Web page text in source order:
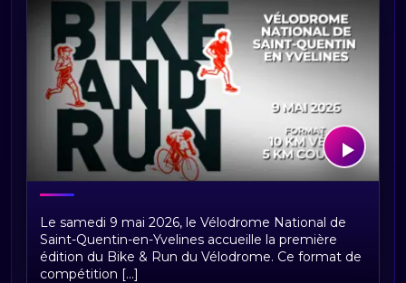
Bike & Run du Vélodrome National
2026 : Relevez le défi à Saint-Quentin-
en-Yvelines
Le samedi 9 mai 2026, le Vélodrome National de
Saint-Quentin-en-Yvelines accueille la première
édition du Bike & Run du Vélodrome. Ce format de
compétition [...]